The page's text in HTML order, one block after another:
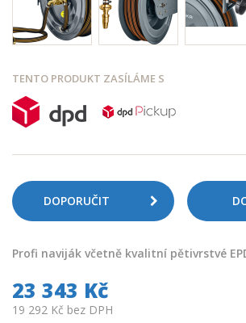
TENTO PRODUKT ZASÍLÁME S
DOPORUČIT
Profi naviják včetně kvalitní pětivrstvé
23 343 Kč
19 292 Kč bez DPH